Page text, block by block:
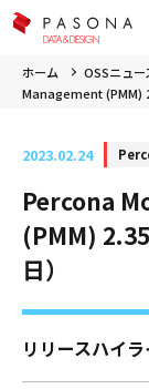
ホーム OSSニュー
Management (PMM)
2023.02.24
Percona
(PMM)
日）
リリースハイラ